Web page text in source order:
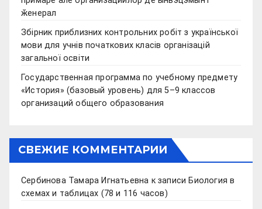
ӂенерал
Збірник приблизних контрольних робіт з української
мови для учнів початкових класів організацій
загальної освіти
Государственная программа по учебному предмету
«История» (базовый уровень) для 5–9 классов
организаций общего образования
СВЕЖИЕ КОММЕНТАРИИ
Сербинова Тамара Игнатьевна к записи Биология в
схемах и таблицах (78 и 116 часов)